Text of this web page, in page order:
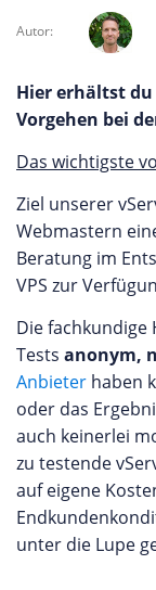
Autor:
Hier erhältst
Vorgehen bei
Das wichtigste
Ziel unserer
Webmastern
Beratung im
VPS zur
Die
Tests anonym,
Anbieter haben
oder das
auch keinerlei
zu testende
auf eigene
unter die Lupe